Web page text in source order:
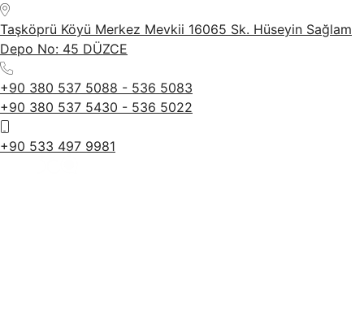
Taşköprü Köyü Merkez Mevkii 16065 Sk. Hüseyin Sağlam
Depo No: 45 DÜZCE
+90 380 537 5088 - 536 5083
+90 380 537 5430 - 536 5022
+90 533 497 9981